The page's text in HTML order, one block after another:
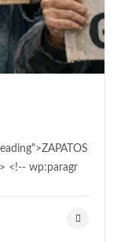
<!-- wp:paragr